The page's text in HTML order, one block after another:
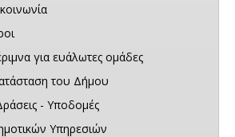
για ευάλωτες ομάδες
του Δήμου
- Υποδομές
Υπηρεσιών